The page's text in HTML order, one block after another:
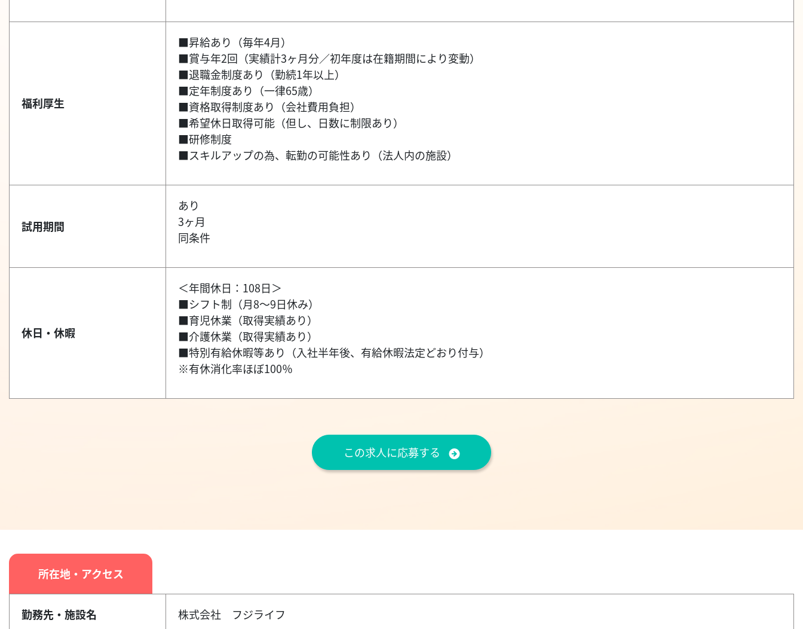
福利厚生
■昇給あり（毎年4月）
■賞与年2回（実績計3ヶ月分／初年度は在籍期間により変動）
■退職金制度あり（勤続1年以上）
■定年制度あり（一律65歳）
■資格取得制度あり（会社費用負担）
■希望休日取得可能（但し、日数に制限あり）
■研修制度
■スキルアップの為、転勤の可能性あり（法人内の施設）
試用期間
あり
3ヶ月
同条件
休日・休暇
＜年間休日：108日＞
■シフト制（月8～9日休み）
■育児休業（取得実績あり）
■介護休業（取得実績あり）
■特別有給休暇等あり（入社半年後、有給休暇法定どおり付与）
※有休消化率ほぼ100％
この求人に応募する
所在地・アクセス
勤務先・施設名 株式会社 フジライフ